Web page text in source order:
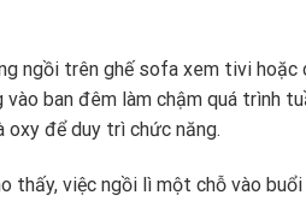
ngồi trên ghế sofa xem tivi
ban đêm làm chậm quá trình
oxy để duy trì chức năng.
thấy, việc ngồi lì một chỗ vào